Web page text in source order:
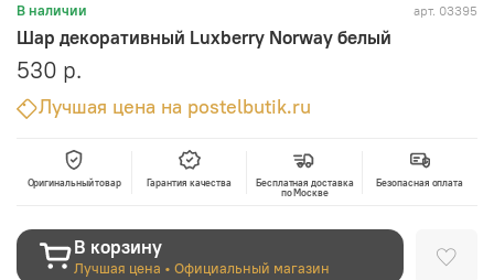
В наличии арт. 03395
Шар декоративный Luxberry Norway белый
530 р.
Лучшая цена на postelbutik.ru
Оригинальный товар Гарантия качества
Бесплатная доставка
по Москве
Безопасная оплата
В корзину
Лучшая цена • Официальный магазин